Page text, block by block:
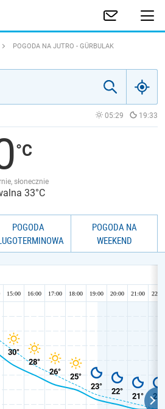
POGODA NA JUTRO - GÜRBULAK
05:29 19:33
słonecznie
33°C
POGODA
POGODA NA
WEEKEND